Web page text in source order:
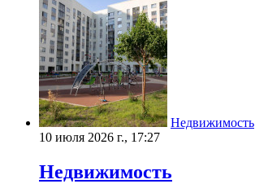
Недвижимость
10 июля 2026 г., 17:27
Недвижимость